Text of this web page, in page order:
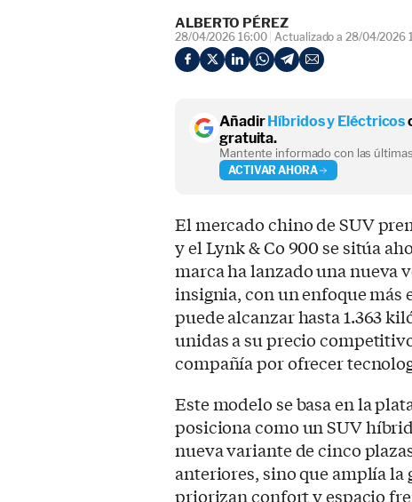
ALBERTO PÉREZ
28/04/2026 16:00 Actualizado a 28/04/2026
Añadir Híbridos y Eléctricos
gratuita.
Mantente informado con las
ACTIVAR AHORA
El mercado chino de SUV
y el Lynk & Co 900 se sitúa
marca ha lanzado una nueva
insignia, con un enfoque más
puede alcanzar hasta 1.363
unidas a su precio
compañía por ofrecer
Este modelo se basa en la
posiciona como un SUV
nueva variante de cinco
anteriores, sino que amplía la
priorizan confort y espacio